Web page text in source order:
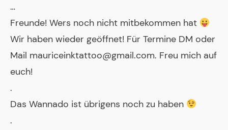
…
Freunde! Wers noch nicht mitbekommen hat
Wir haben wieder geöffnet! Für Termine DM oder
Mail mauriceinktattoo@gmail.com. Freu mich auf
euch!
.
Das Wannado ist übrigens noch zu haben
.